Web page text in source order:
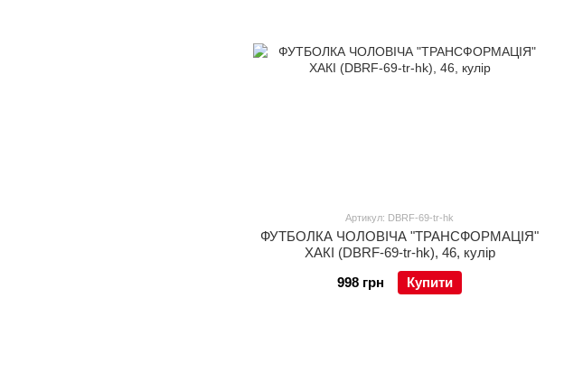
Артикул: DBRF-69-tr-hk
ФУТБОЛКА ЧОЛОВІЧА "ТРАНСФОРМАЦІЯ"
ХАКІ (DBRF-69-tr-hk), 46, кулір
998 грн
Купити